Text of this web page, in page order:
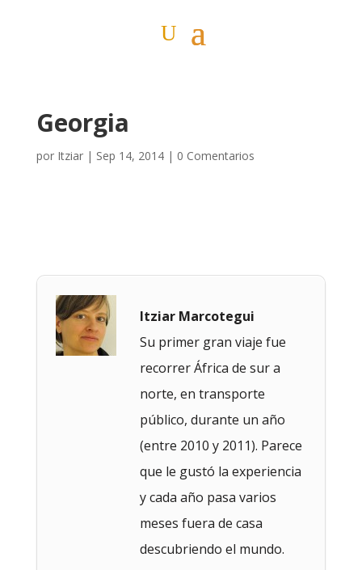
Georgia
por Itziar| Sep 14, 2014| 0 Comentarios
Itziar Marcotegui
Su primer gran viaje fue
recorrer África de sur a
norte, en transporte
público, durante un año
(entre 2010 y 2011). Parece
que le gustó la experiencia
y cada año pasa varios
meses fuera de casa
descubriendo el mundo.